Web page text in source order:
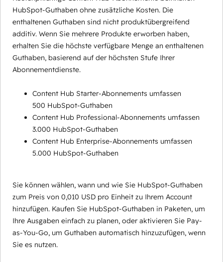
HubSpot-Guthaben ohne zusätzliche Kosten. Die
enthaltenen Guthaben sind nicht produktübergreifend
additiv. Wenn Sie mehrere Produkte erworben haben,
erhalten Sie die höchste verfügbare Menge an enthaltenen
Guthaben, basierend auf der höchsten Stufe Ihrer
Abonnementdienste.
Content Hub Starter-Abonnements umfassen
500 HubSpot-Guthaben
Content Hub Professional-Abonnements umfassen
3.000 HubSpot-Guthaben
Content Hub Enterprise-Abonnements umfassen
5.000 HubSpot-Guthaben
Sie können wählen, wann und wie Sie HubSpot-Guthaben
zum Preis von 0,010 USD pro Einheit zu Ihrem Account
hinzufügen. Kaufen Sie HubSpot-Guthaben in Paketen, um
Ihre Ausgaben einfach zu planen, oder aktivieren Sie Pay-
as-You-Go, um Guthaben automatisch hinzuzufügen, wenn
Sie es nutzen.